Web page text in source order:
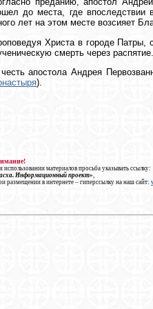
до места, где впоследствии
лет на этом месте возсияет
Христа в городе Патры,
смерть через распятие.
апостола Андрея
).
использовании материалов просьба указывать ссылку:
Информационный проект»
размещении в интернете – гиперссылку на наш сайт: